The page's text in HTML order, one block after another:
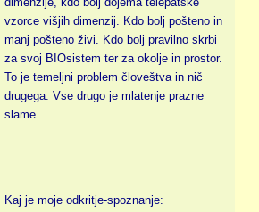
vzorce višjih dimenzij. Kdo bolj pošteno in
manj pošteno živi. Kdo bolj pravilno skrbi
za svoj BIOsistem ter za okolje in prostor.
To je temeljni problem človeštva in nič
drugega. Vse drugo je mlatenje prazne
slame.
Kaj je moje odkritje-spoznanje: